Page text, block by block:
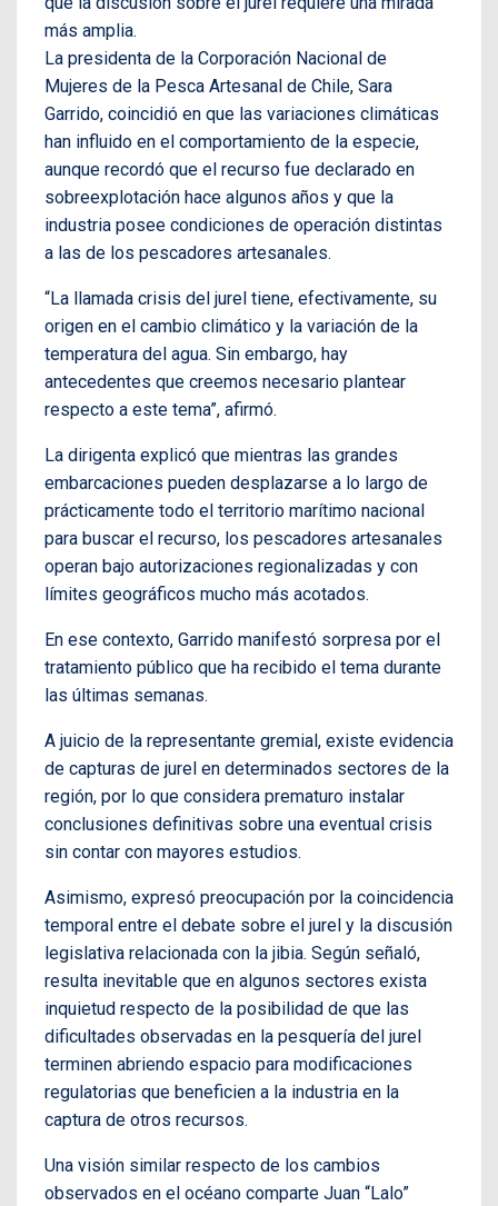
más amplia.
La presidenta de la Corporación Nacional de
Mujeres de la Pesca Artesanal de Chile, Sara
Garrido, coincidió en que las variaciones climáticas
han influido en el comportamiento de la especie,
aunque recordó que el recurso fue declarado en
sobreexplotación hace algunos años y que la
industria posee condiciones de operación distintas
a las de los pescadores artesanales.
“La llamada crisis del jurel tiene, efectivamente, su
origen en el cambio climático y la variación de la
temperatura del agua. Sin embargo, hay
antecedentes que creemos necesario plantear
respecto a este tema”, afirmó.
La dirigenta explicó que mientras las grandes
embarcaciones pueden desplazarse a lo largo de
prácticamente todo el territorio marítimo nacional
para buscar el recurso, los pescadores artesanales
operan bajo autorizaciones regionalizadas y con
límites geográficos mucho más acotados.
En ese contexto, Garrido manifestó sorpresa por el
tratamiento público que ha recibido el tema durante
las últimas semanas.
A juicio de la representante gremial, existe evidencia
de capturas de jurel en determinados sectores de la
región, por lo que considera prematuro instalar
conclusiones definitivas sobre una eventual crisis
sin contar con mayores estudios.
Asimismo, expresó preocupación por la coincidencia
temporal entre el debate sobre el jurel y la discusión
legislativa relacionada con la jibia. Según señaló,
resulta inevitable que en algunos sectores exista
inquietud respecto de la posibilidad de que las
dificultades observadas en la pesquería del jurel
terminen abriendo espacio para modificaciones
regulatorias que beneficien a la industria en la
captura de otros recursos.
Una visión similar respecto de los cambios
observados en el océano comparte Juan “Lalo”